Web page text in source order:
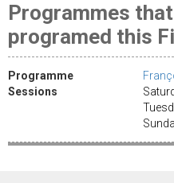
Programmes
programed this
Programme
Sessions